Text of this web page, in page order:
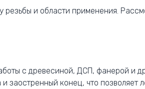
и области применения.
с древесиной, ДСП, фанерой и
заостренный конец, что позволяет